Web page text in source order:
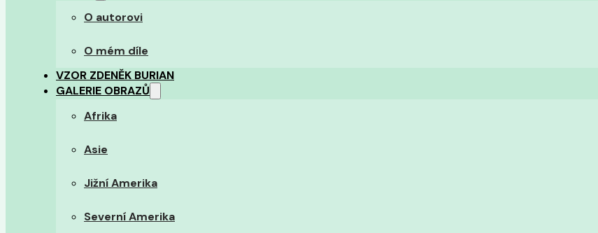
O autorovi
O mém díle
VZOR ZDENĚK BURIAN
GALERIE OBRAZŮ
Afrika
Asie
Jižní Amerika
Severní Amerika